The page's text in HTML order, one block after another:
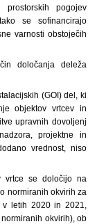
prostorskih pogojev
se sofinancirajo
varnosti obstoječih
določanja deleža
(GOI) del, ki
objektov vrtcev in
upravnih dovoljenj
projektne in
vrednost, niso
vrtce se določijo na
normiranih okvirih za
v letih 2020 in 2021,
okvirih), ob